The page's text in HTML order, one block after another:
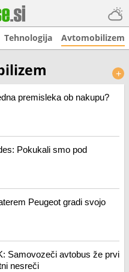
Tehnologija Avtomobilizem
+
premisleka ob nakupu?
Pokukali smo pod
Peugeot gradi svojo
Samovozeči avtobus že prvi
nesreči